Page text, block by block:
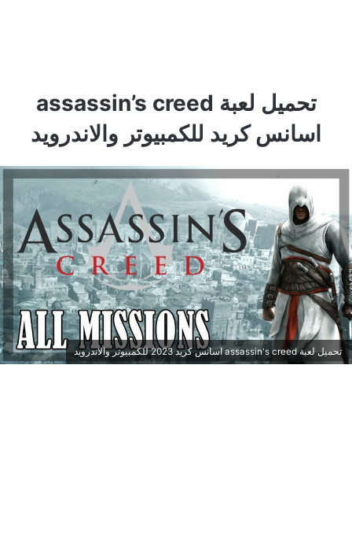
تحميل لعبة assassin’s creed
اسانس كريد للكمبيوتر والاندرويد
تحميل لعبة assassin's creed اسانس كريد 2023 للكمبيوتر والاندرويد